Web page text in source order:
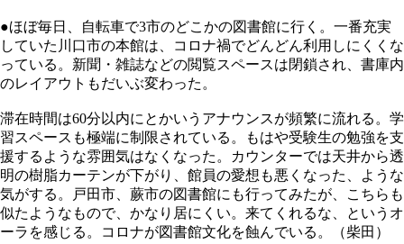
●ほぼ毎日、自転車で3市のどこかの図書館に行く。一番充実
していた川口市の本館は、コロナ禍でどんどん利用しにくくな
っている。新聞・雑誌などの閲覧スペースは閉鎖され、書庫内
のレイアウトもだいぶ変わった。
滞在時間は60分以内にとかいうアナウンスが頻繁に流れる。学
習スペースも極端に制限されている。もはや受験生の勉強を支
援するような雰囲気はなくなった。カウンターでは天井から透
明の樹脂カーテンが下がり、館員の愛想も悪くなった、ような
気がする。戸田市、蕨市の図書館にも行ってみたが、こちらも
似たようなもので、かなり居にくい。来てくれるな、というオ
ーラを感じる。コロナが図書館文化を蝕んでいる。（柴田）